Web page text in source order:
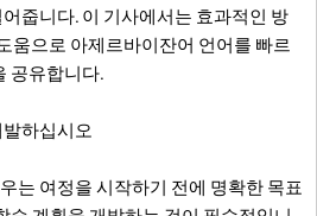
줍니다. 이 기사에서는 효과적인 방
움으로 아제르바이잔어 언어를 빠르
공유합니다.
하십시오
는 여정을 시작하기 전에 명확한 목표